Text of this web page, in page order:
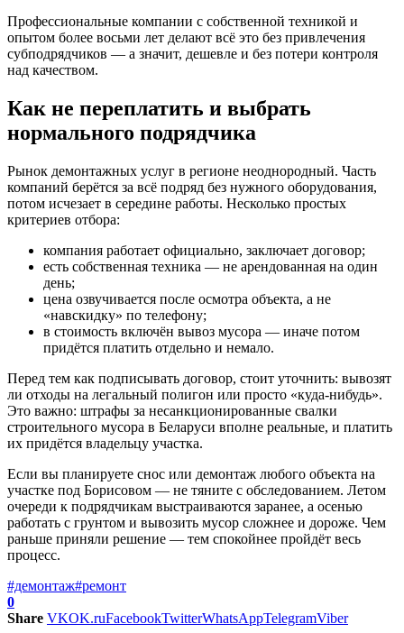
Профессиональные компании с собственной техникой и
опытом более восьми лет делают всё это без привлечения
субподрядчиков — а значит, дешевле и без потери контроля
над качеством.
Как не переплатить и выбрать
нормального подрядчика
Рынок демонтажных услуг в регионе неоднородный. Часть
компаний берётся за всё подряд без нужного оборудования,
потом исчезает в середине работы. Несколько простых
критериев отбора:
компания работает официально, заключает договор;
есть собственная техника — не арендованная на один
день;
цена озвучивается после осмотра объекта, а не
«навскидку» по телефону;
в стоимость включён вывоз мусора — иначе потом
придётся платить отдельно и немало.
Перед тем как подписывать договор, стоит уточнить: вывозят
ли отходы на легальный полигон или просто «куда-нибудь».
Это важно: штрафы за несанкционированные свалки
строительного мусора в Беларуси вполне реальные, и платить
их придётся владельцу участка.
Если вы планируете снос или демонтаж любого объекта на
участке под Борисовом — не тяните с обследованием. Летом
очереди к подрядчикам выстраиваются заранее, а осенью
работать с грунтом и вывозить мусор сложнее и дороже. Чем
раньше приняли решение — тем спокойнее пройдёт весь
процесс.
#демонтаж#ремонт
0
Share VKOK.ruFacebookTwitterWhatsAppTelegramViber